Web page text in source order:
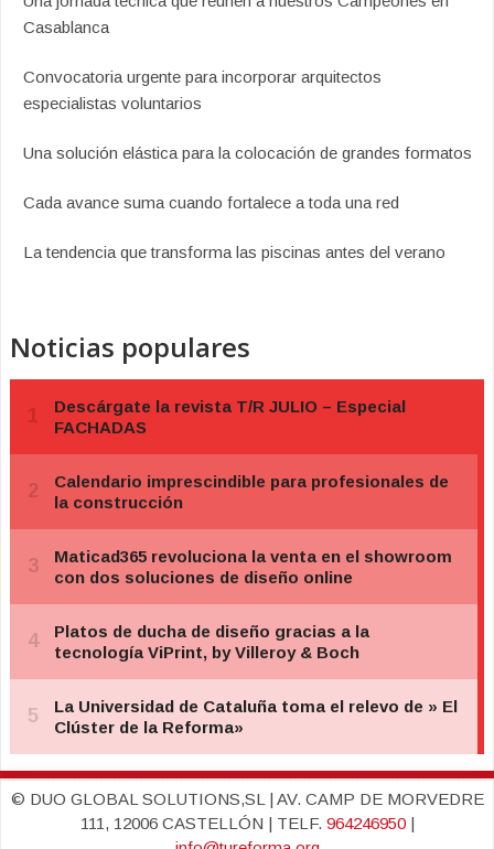
Casablanca
Convocatoria urgente para incorporar arquitectos
especialistas voluntarios
Una solución elástica para la colocación de grandes formatos
Cada avance suma cuando fortalece a toda una red
La tendencia que transforma las piscinas antes del verano
Noticias populares
© DUO GLOBAL SOLUTIONS,SL | AV. CAMP DE MORVEDRE
111, 12006 CASTELLÓN | TELF. 964246950|